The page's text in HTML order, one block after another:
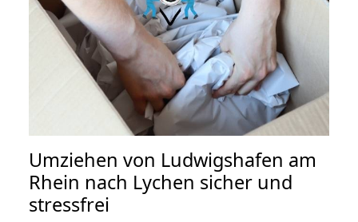
Umziehen von Ludwigshafen am
Rhein nach Lychen sicher und
stressfrei